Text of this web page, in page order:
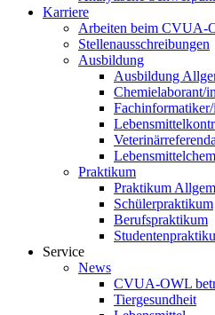
Karriere
Arbeiten beim CVUA-
Stellenausschreibungen
Ausbildung
Ausbildung
Chemielaborant/in
Praktikum
Praktikum
Schülerpraktikum
Berufspraktikum
Service
News
CVUA-OWL
Tiergesundheit